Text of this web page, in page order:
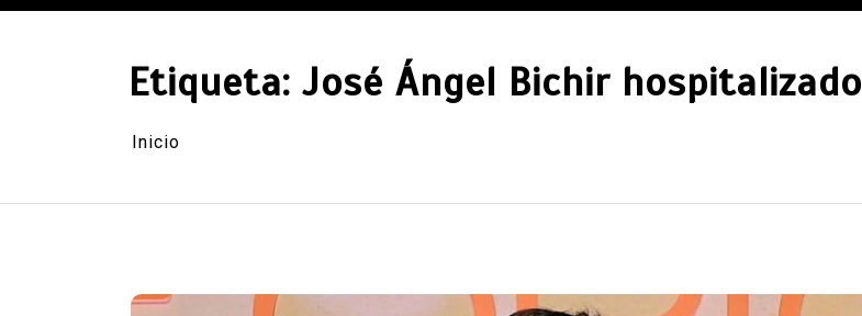
Etiqueta: José Ángel Bichir hospitalizado
Inicio